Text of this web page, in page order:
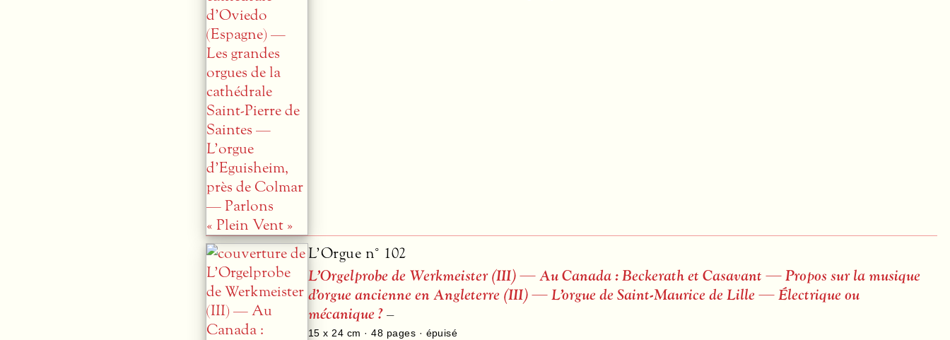
L’Orgue n° 102
L’Orgelprobe de Werkmeister (III) — Au Canada : Beckerath et Casavant — Propos sur la musique
d’orgue ancienne en Angleterre (III) — L’orgue de Saint-Maurice de Lille — Électrique ou
mécanique ?–
15 x 24 cm ·48 pages · épuisé